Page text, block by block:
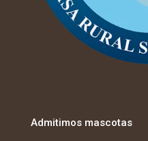
Admitimos mascotas